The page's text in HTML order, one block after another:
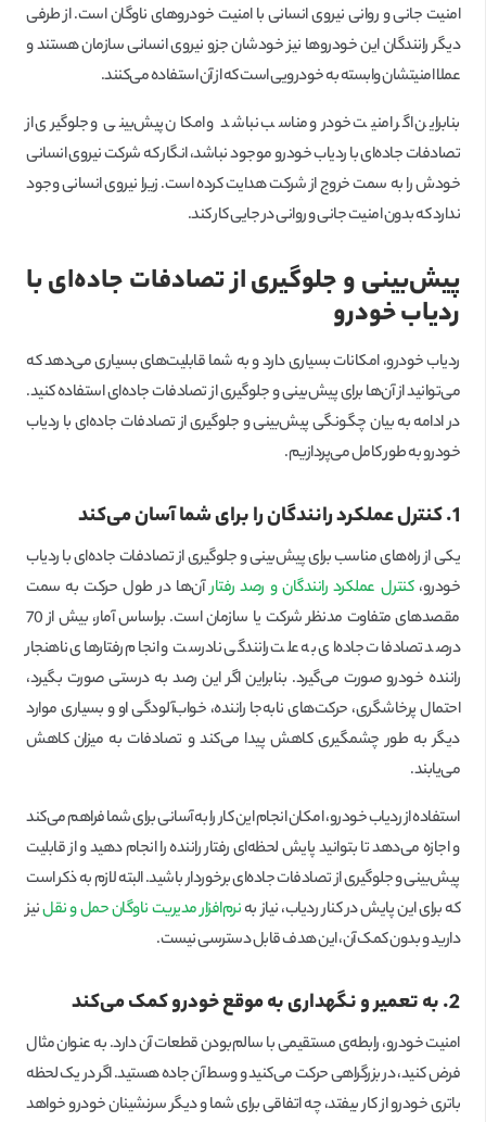
امنیت جانی و روانی نیروی انسانی با امنیت خودروهای ناوگان است. از طرفی
دیگر رانندگان این خودروها نیز خودشان جزو نیروی انسانی سازمان هستند و
عملا امنیتشان وابسته به خودرویی است که از آن استفاده می‌کنند.
بنابراین اگر امنیت خودرو مناسب نباشد و امکان پیش‌بینی و جلوگیری از
تصادفات جاده‌ای با ردیاب خودرو موجود نباشد، انگار که شرکت نیروی انسانی
خودش را به سمت خروج از شرکت هدایت کرده است. زیرا نیروی انسانی وجود
ندارد که بدون امنیت جانی و روانی در جایی کار کند.
پیش‌بینی و جلوگیری از تصادفات جاده‌ای با
ردیاب خودرو
ردیاب خودرو، امکانات بسیاری دارد و به شما قابلیت‌های بسیاری می‌دهد که
می‌توانید از آن‌ها برای پیش‌بینی و جلوگیری از تصادفات جاده‌ای استفاده کنید.
در ادامه به بیان چگونگی پیش‌بینی و جلوگیری از تصادفات جاده‌ای با ردیاب
خودرو به طور کامل می‌پردازیم.
1. کنترل عملکرد رانندگان را برای شما آسان می‌کند
یکی از راه‌های مناسب برای پیش‌بینی و جلوگیری از تصادفات جاده‌ای با ردیاب
خودرو،کنترل عملکرد رانندگان و رصد رفتارآن‌ها در طول حرکت به سمت
مقصدهای متفاوت مدنظر شرکت یا سازمان است. براساس آمار، بیش از 70
درصد تصادفات جاده‌ای به علت رانندگی نادرست و انجام رفتارهای ناهنجار
راننده خودرو صورت می‌گیرد. بنابراین اگر این رصد به درستی صورت بگیرد،
احتمال پرخاشگری، حرکت‌های نابه‌جا راننده، خواب‌آلودگی او و بسیاری موارد
دیگر به طور چشمگیری کاهش پیدا می‌کند و تصادفات به میزان کاهش
می‌یابند.
استفاده از ردیاب خودرو، امکان انجام این کار را به آسانی برای شما فراهم می‌کند
و اجازه می‌دهد تا بتوانید پایش لحظه‌ای رفتار راننده را انجام دهید و از قابلیت
پیش‌بینی و جلوگیری از تصادفات جاده‌ای برخوردار باشید. البته لازم به ذکر است
که برای این پایش در کنار ردیاب، نیاز بهنرم‌افزار مدیریت ناوگان حمل و نقلنیز
دارید و بدون کمک آن، این هدف قابل دسترسی نیست.
2. به تعمیر و نگهداری به موقع خودرو کمک می‌کند
امنیت خودرو، رابطه‌ی مستقیمی با سالم‌بودن قطعات آن دارد. به عنوان مثال
فرض کنید، در بزرگراهی حرکت می‌کنید و وسط آن جاده هستید. اگر در یک لحظه
باتری خودرو از کار بیفتد، چه اتفاقی برای شما و دیگر سرنشینان خودرو خواهد